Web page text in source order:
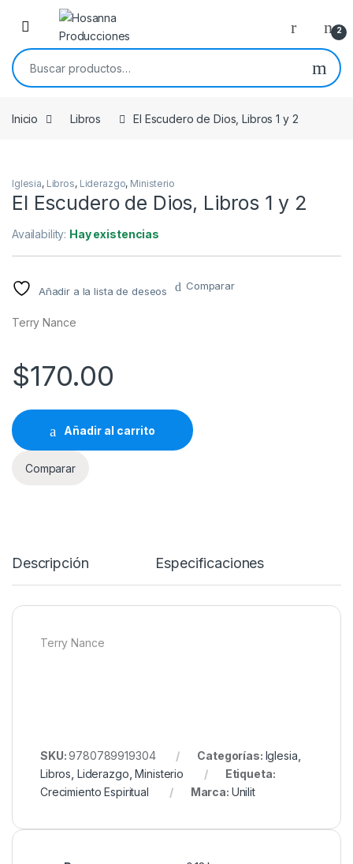
Skip to navigation
Skip to content
2
Buscar por:
Inicio Libros El Escudero de Dios, Libros 1 y 2
Iglesia, Libros, Liderazgo, Ministerio
El Escudero de Dios, Libros 1 y 2
Availability: Hay existencias
Añadir a la lista de deseos Comparar
Terry Nance
$170.00
Añadir al carrito
Comparar
Descripción Especificaciones
Terry Nance
SKU:9780789919304 Categorías: Iglesia
Libros Liderazgo ,Ministerio
Etiqueta:
Crecimiento Espiritual
Marca: Unilit